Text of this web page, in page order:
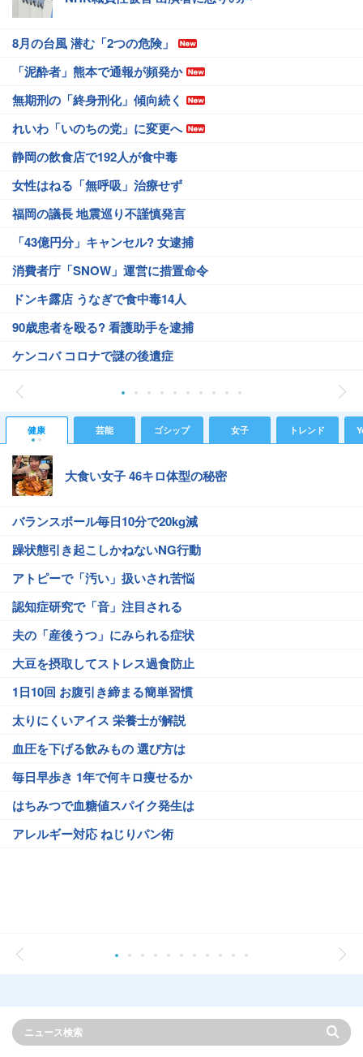
8月の台風 潜む「2つの危険」
「泥酔者」熊本で通報が頻発か
無期刑の「終身刑化」傾向続く
れいわ「いのちの党」に変更へ
静岡の飲食店で192人が食中毒
女性はねる「無呼吸」治療せず
福岡の議長 地震巡り不謹慎発言
「43億円分」キャンセル? 女逮捕
消費者庁「SNOW」運営に措置命令
ドンキ露店 うなぎで食中毒14人
90歳患者を殴る? 看護助手を逮捕
ケンコバ コロナで謎の後遺症
健康 芸能 ゴシップ 女子 トレンド
大食い女子 46キロ体型の秘密
バランスボール毎日10分で20kg減
躁状態引き起こしかねないNG行動
アトピーで「汚い」扱いされ苦悩
認知症研究で「音」注目される
夫の「産後うつ」にみられる症状
大豆を摂取してストレス過食防止
1日10回 お腹引き締まる簡単習慣
太りにくいアイス 栄養士が解説
血圧を下げる飲みもの 選び方は
毎日早歩き 1年で何キロ痩せるか
はちみつで血糖値スパイク発生は
アレルギー対応 ねじりパン術